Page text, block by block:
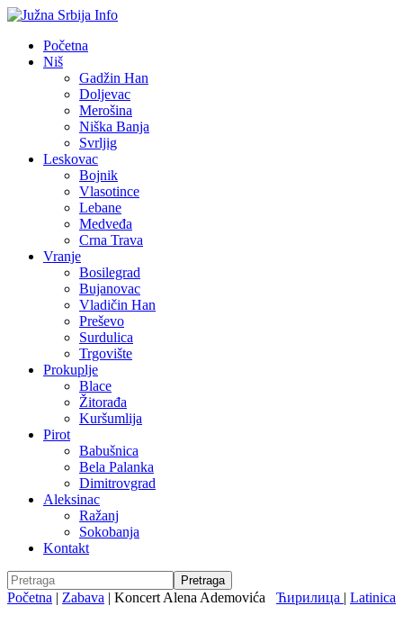
Početna
Niš
Gadžin Han
Doljevac
Merošina
Niška Banja
Svrljig
Leskovac
Bojnik
Vlasotince
Lebane
Medveđa
Crna Trava
Vranje
Bosilegrad
Bujanovac
Vladičin Han
Preševo
Surdulica
Trgovište
Prokuplje
Blace
Žitorađa
Kuršumlija
Pirot
Babušnica
Bela Palanka
Dimitrovgrad
Aleksinac
Ražanj
Sokobanja
Kontakt
Ћирилица | Latinica
Početna | Zabava | Koncert Alena Ademovića